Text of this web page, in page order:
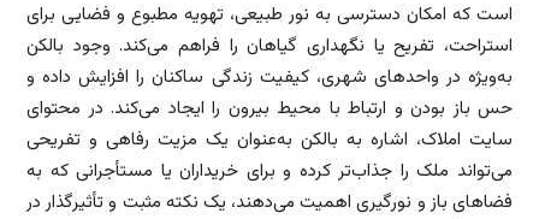
است که امکان دسترسی به نور طبیعی، تهویه مطبوع و فضایی برای
استراحت، تفریح یا نگهداری گیاهان را فراهم می‌کند. وجود بالکن
به‌ویژه در واحدهای شهری، کیفیت زندگی ساکنان را افزایش داده و
حس باز بودن و ارتباط با محیط بیرون را ایجاد می‌کند. در محتوای
سایت املاک، اشاره به بالکن به‌عنوان یک مزیت رفاهی و تفریحی
می‌تواند ملک را جذاب‌تر کرده و برای خریداران یا مستأجرانی که به
فضاهای باز و نورگیری اهمیت می‌دهند، یک نکته مثبت و تأثیرگذار در